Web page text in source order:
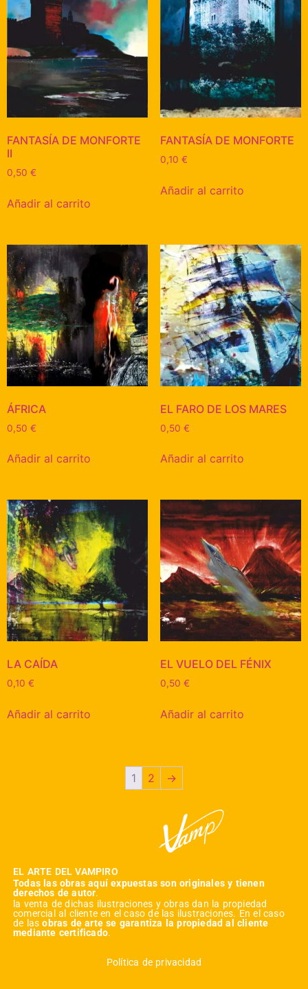
FANTASÍA DE MONFORTE
II
0,50 €
Añadir al carrito
FANTASÍA DE MONFORTE
0,10 €
Añadir al carrito
ÁFRICA
0,50 €
Añadir al carrito
EL FARO DE LOS MARES
0,50 €
Añadir al carrito
LA CAÍDA
0,10 €
Añadir al carrito
EL VUELO DEL FÉNIX
0,50 €
Añadir al carrito
1 2 →
EL ARTE DEL VAMPIRO
Todas las obras aquí expuestas son originales y tienen
derechos de autor.
la venta de dichas ilustraciones y obras dan la propiedad
comercial al cliente en el caso de las ilustraciones. En el caso
de lasobras de arte se garantiza la propiedad al cliente
mediante certificado.
Política de privacidad